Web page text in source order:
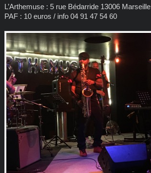
L’Arthemuse : 5 rue Bédarride 13006 Marseille
PAF : 10 euros / info 04 91 47 54 60